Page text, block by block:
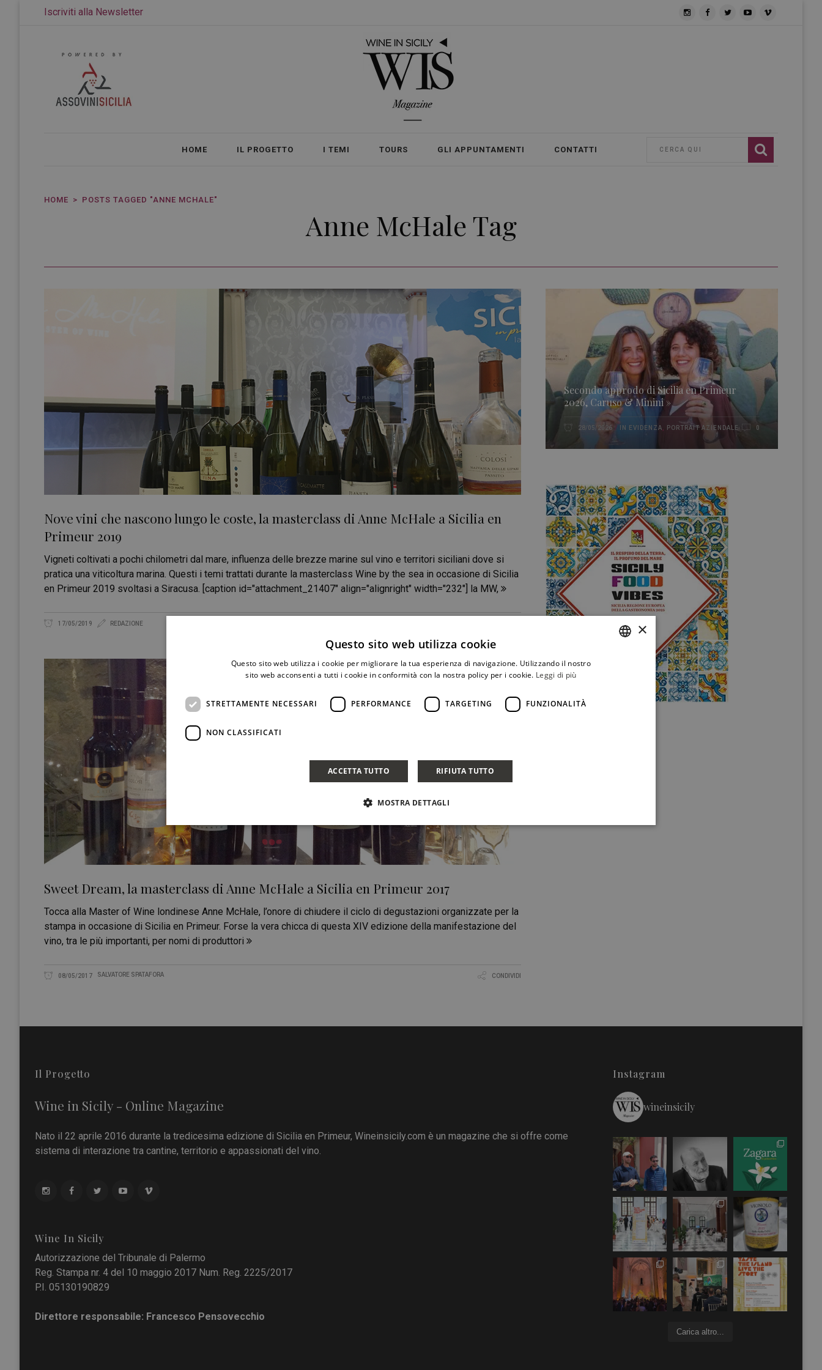
Iscriviti alla Newsletter
HOME IL PROGETTO I TEMI TOURS GLI APPUNTAMENTI CONTATTI
HOME POSTS TAGGED "ANNE MCHALE"
Anne McHale Tag
Nove vini che nascono lungo le coste, la masterclass di Anne McHale a Sicilia en
Primeur 2019
Vigneti coltivati a pochi chilometri dal mare, influenza delle brezze marine sul vino e territori siciliani dove si
pratica una viticoltura marina. Questi i temi trattati durante la masterclass Wine by the sea in occasione di Sicilia
en Primeur 2019 svoltasi a Siracusa. [caption id="attachment_21407" align="alignright" width="232"] la MW,
17/05/2019 REDAZIONE
Sweet Dream, la masterclass di Anne McHale a Sicilia en Primeur 2017
Tocca alla Master of Wine londinese Anne McHale, l’onore di chiudere il ciclo di degustazioni organizzate per la
stampa in occasione di Sicilia en Primeur. Forse la vera chicca di questa XIV edizione della manifestazione del
vino, tra le più importanti, per nomi di produttori
08/05/2017 SALVATORE SPATAFORA CONDIVIDI
Secondo approdo di Sicilia en Primeur
2026, Caruso & Minini »
28/05/2026 IN EVIDENZA PORTRAIT AZIENDALE 0
Il Progetto
Wine in Sicily - Online Magazine
Nato il 22 aprile 2016 durante la tredicesima edizione di Sicilia en Primeur, Wineinsicily.com è un magazine che si offre come
sistema di interazione tra cantine, territorio e appassionati del vino.
Wine In Sicily
Autorizzazione del Tribunale di Palermo
Reg. Stampa nr. 4 del 10 maggio 2017 Num. Reg. 2225/2017
P.I. 05130190829
Direttore responsabile: Francesco Pensovecchio
Instagram
wineinsicily
Carica altro...
×
Questo sito web utilizza cookie
Questo sito web utilizza i cookie per migliorare la tua esperienza di navigazione. Utilizzando il nostro
sito web acconsenti a tutti i cookie in conformità con la nostra policy per i cookie. Leggi di più
STRETTAMENTE NECESSARI PERFORMANCE TARGETING FUNZIONALITÀ
NON CLASSIFICATI
ACCETTA TUTTO RIFIUTA TUTTO
MOSTRA DETTAGLI